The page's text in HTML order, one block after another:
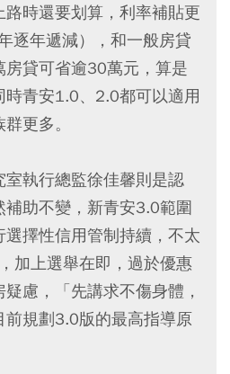
時還要划算，利率補貼更
逐年遞減），和一般房貸
貸可省逾30萬元，算是
時青安1.0、2.0都可以適用
更多。
執行總監徐佳馨則是認
助不變，新青安3.0範圍
擇性信用管制持續，不太
加上選舉在即，過於優惠
慮，「先講求不傷身體，
前規劃3.0版的最高指導原